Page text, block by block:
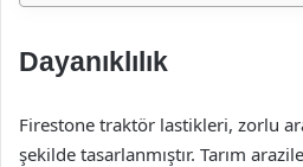
Dayanıklılık
Firestone traktör lastikleri, zorlu
şekilde tasarlanmıştır. Tarım